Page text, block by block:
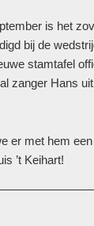
is het
bij de
stamtafel
zanger Hans
er met hem
’t Keihart!